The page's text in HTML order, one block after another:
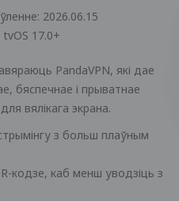
2026.06.15
tvOS 17.0+
PandaVPN, які дае
бяспечнае і прыватнае
вялікага экрана.
з больш плаўным
кодзе, каб менш уводзіць з